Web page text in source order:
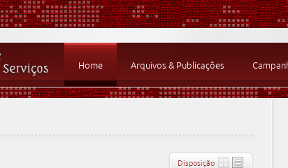
Home Arquivos & Publicações
Disposição